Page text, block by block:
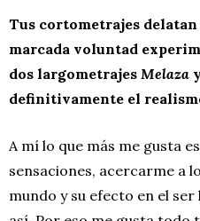
Tus cortometrajes delatan
marcada voluntad
dos largometrajes Melaza
definitivamente el
A mí lo que más me gusta
sensaciones, acercarme a
mundo y su efecto en el